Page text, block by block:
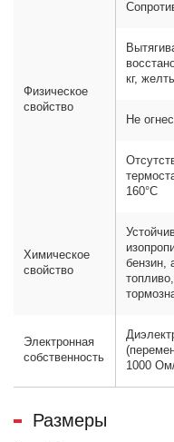
Физическое
свойство
кг,
Не
160°C
Химическое
свойство
бензин,
Электронная
собственность
1000
Размеры